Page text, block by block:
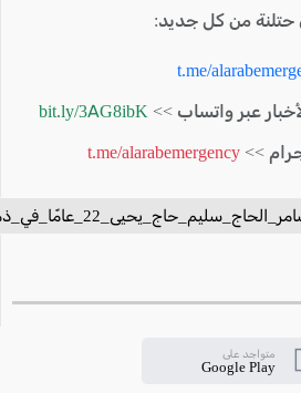
حتلنة من كل جديد:
t.me/
عبر واتساب >> bit.ly/3AG8ibK
>>
t.me/alarabemergency
متواجد على
Google Play